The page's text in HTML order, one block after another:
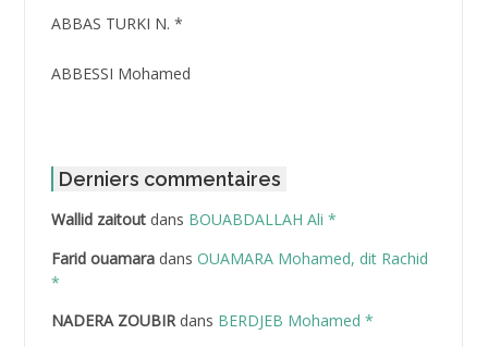
ABBAS TURKI N. *
ABBESSI Mohamed
ABDAT Amar
ABDEDDAIM Hamid
ABDELAZIZ Mohamed
ABDELHAFID Lakhdar
Derniers commentaires
Wallid zaitoutdans BOUABDALLAH Ali *
Farid ouamaradans OUAMARA Mohamed, dit Rachid
*
NADERA ZOUBIRdans BERDJEB Mohamed *